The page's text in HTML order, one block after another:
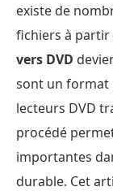
existe de
fichiers à partir
vers DVD
sont un format
lecteurs DVD
procédé
importantes
durable. Cet